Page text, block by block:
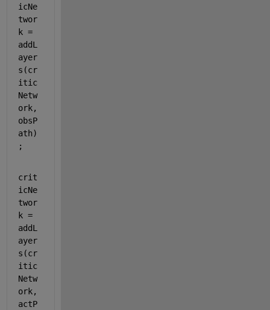
icNe
twor
k =
addL
ayer
s(cr
itic
Netw
ork,
obsP
ath)
;
crit
icNe
twor
k =
addL
ayer
s(cr
itic
Netw
ork,
actP